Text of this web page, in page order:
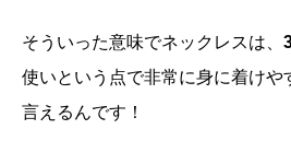
そういった意味でネックレスは、
使いという点で非常に身に着けや
言えるんです！